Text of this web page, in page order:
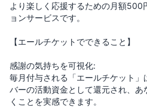
より楽しく応援するための月額500
ョンサービスです。
【エールチケットでできること】
感謝の気持ちを可視化:
毎月付与される「エールチケット
バーの活動資金として還元され、
くことを実感できます。